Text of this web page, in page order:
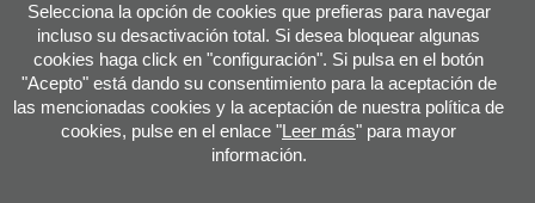
Selecciona la opción de cookies que prefieras para navegar
incluso su desactivación total. Si desea bloquear algunas
cookies haga click en "configuración". Si pulsa en el botón
"Acepto" está dando su consentimiento para la aceptación de
las mencionadas cookies y la aceptación de nuestra política de
cookies, pulse en el enlace "Leer más" para mayor
información.